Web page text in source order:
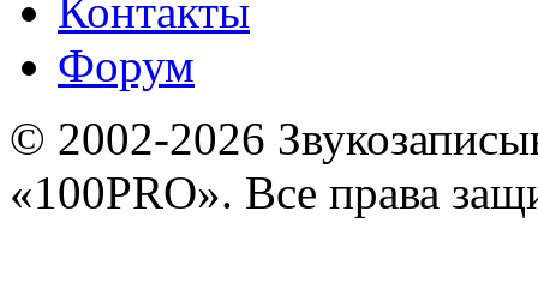
Контакты
Форум
© 2002-2026
«100PRO». Все права